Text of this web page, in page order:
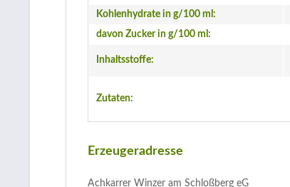
Kohlenhydrate in g/100 ml:
davon Zucker in g/100 ml:
Inhaltsstoffe:
Zutaten:
Erzeugeradresse
Achkarrer Winzer am Schloßberg eG